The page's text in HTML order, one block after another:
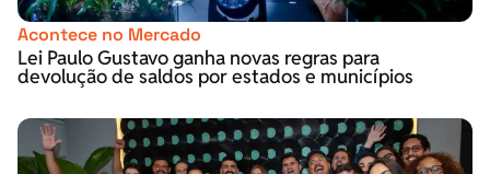
Acontece no Mercado
Lei Paulo Gustavo ganha novas regras para
devolução de saldos por estados e municípios